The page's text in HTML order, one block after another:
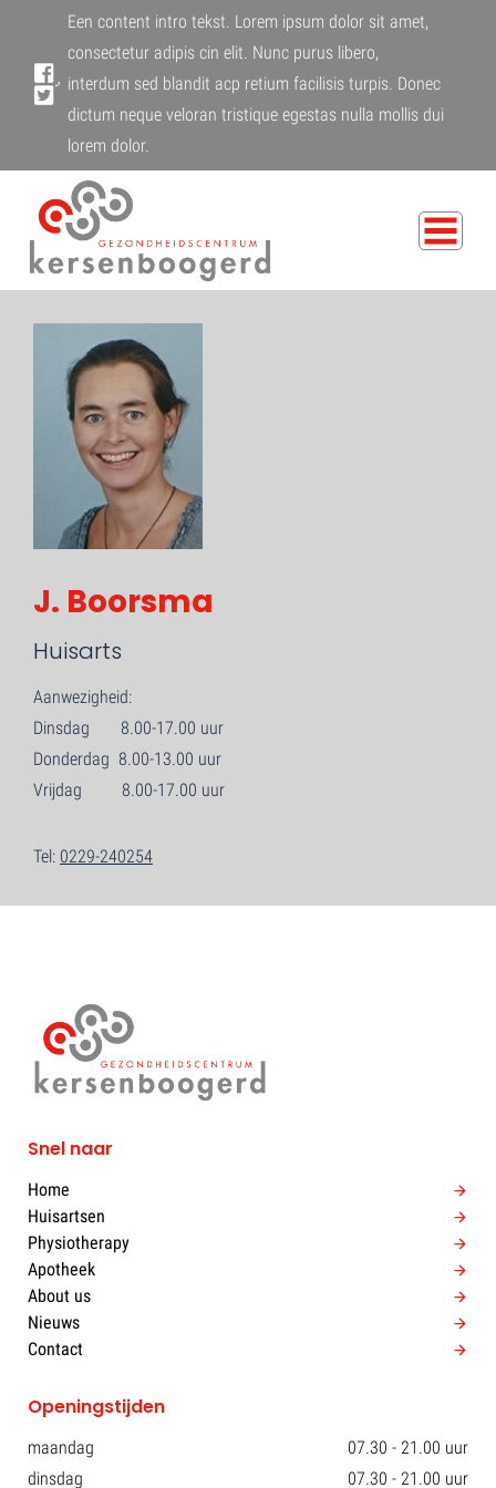
Een content intro tekst. Lorem ipsum dolor sit amet,
consectetur adipis cin elit. Nunc purus libero,
interdum sed blandit acp retium facilisis turpis. Donec
dictum neque veloran tristique egestas nulla mollis dui
lorem dolor.
J. Boorsma
Huisarts
Aanwezigheid:
Dinsdag 8.00-17.00 uur
Donderdag 8.00-13.00 uur
Vrijdag 8.00-17.00 uur
Tel: 0229-240254
Snel naar
Home
Huisartsen
Physiotherapy
Apotheek
About us
Nieuws
Contact
Openingstijden
maandag
07.30 - 21.00 uur
dinsdag
07.30 - 21.00 uur